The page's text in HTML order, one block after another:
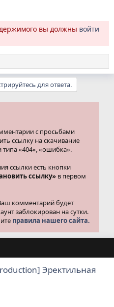
вы должны войти
для ответа.
с просьбами
ссылку на скачивание
«404», «ошибка».
ссылки есть кнопки
ссылку» в первом
комментарий будет
заблокирован на сутки.
правила нашего сайта.
Эректильная